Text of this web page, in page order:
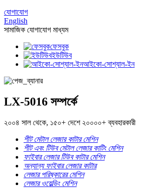
যোগাযোগ
English
সামাজিক যোগাযোগ মাধ্যম
ফেসবুক
ইউটিউব
আইকো-সোশ্যাল-ইন
LX-5016 সম্পর্কে
২০০৪ সাল থেকে, ১৫০+ দেশে ২০০০০+ ব্যবহারকারী
শীট মেটাল লেজার কাটার মেশিন
শীট এবং টিউব মেটাল লেজার কাটিং মেশিন
ফাইবার লেজার টিউব কাটার মেশিন
অন্যান্য ফাইবার লেজার কাটার
লেজার পরিষ্কারের মেশিন
লেজার ওয়েল্ডিং মেশিন